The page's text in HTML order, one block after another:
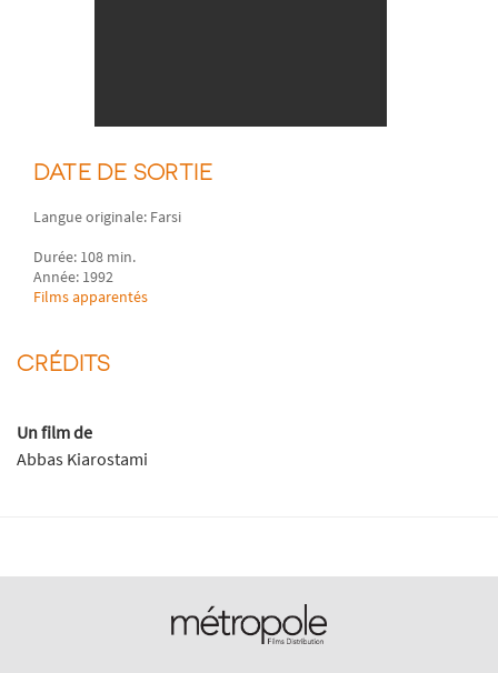
DATE DE SORTIE
Langue originale: Farsi
Durée: 108 min.
Année: 1992
Films apparentés
CRÉDITS
Un film de
Abbas Kiarostami